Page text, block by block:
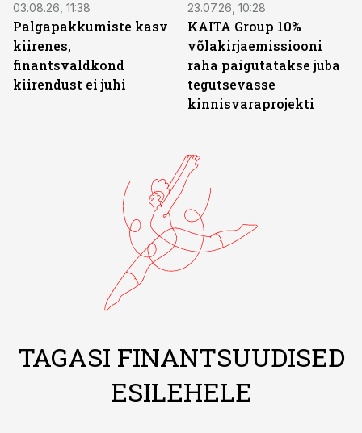
03.08.26, 11:38
Palgapakkumiste kasv
kiirenes,
finantsvaldkond
kiirendust ei juhi
23.07.26, 10:28
KAITA Group 10%
võlakirjaemissiooni
raha paigutatakse juba
tegutsevasse
kinnisvaraprojekti
TAGASI FINANTSUUDISED
ESILEHELE